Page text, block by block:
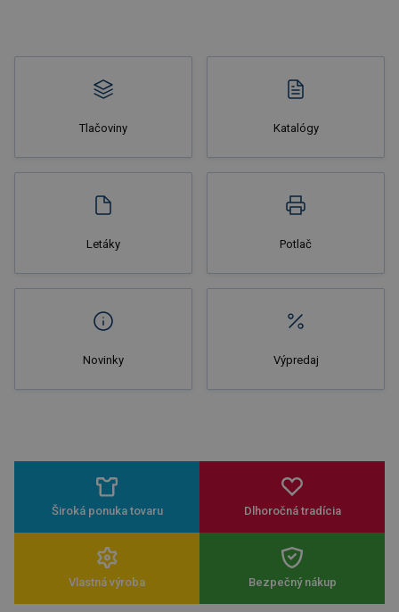
Tlačoviny Katalógy
Letáky Potlač
Novinky Výpredaj
Široká ponuka tovaru Dlhoročná tradícia
Vlastná výroba Bezpečný nákup